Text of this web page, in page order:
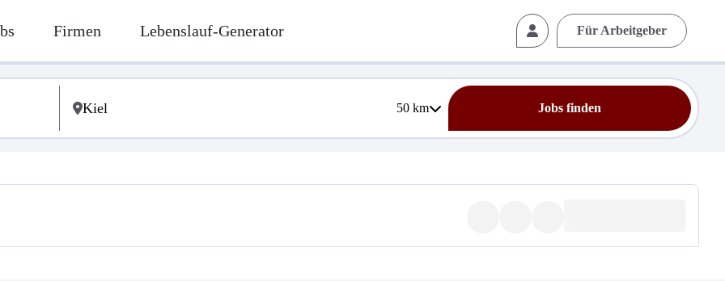
Firmen Lebenslauf-Generator Für Arbeitgeber
50km Jobs finden